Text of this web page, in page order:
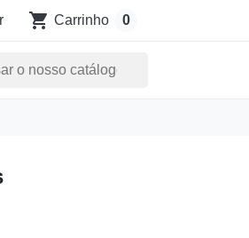
shopping_cart Carrinho 0